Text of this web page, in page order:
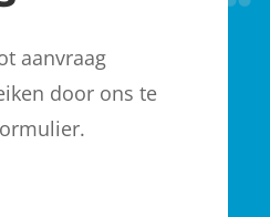
aanvraag
door ons te